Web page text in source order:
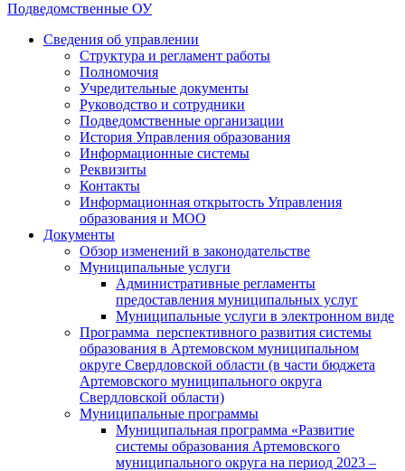
Подведомственные ОУ
Сведения об управлении
Структура и регламент работы
Полномочия
Учредительные документы
Руководство и сотрудники
Подведомственные организации
История Управления образования
Информационные системы
Реквизиты
Контакты
Информационная открытость Управления
образования и МОО
Документы
Обзор изменений в законодательстве
Муниципальные услуги
Административные регламенты
предоставления муниципальных услуг
Муниципальные услуги в электронном виде
Программа перспективного развития системы
образования в Артемовском муниципальном
округе Свердловской области (в части бюджета
Артемовского муниципального округа
Свердловской области)
Муниципальные программы
Муниципальная программа «Развитие
системы образования Артемовского
муниципального округа на период 2023 –